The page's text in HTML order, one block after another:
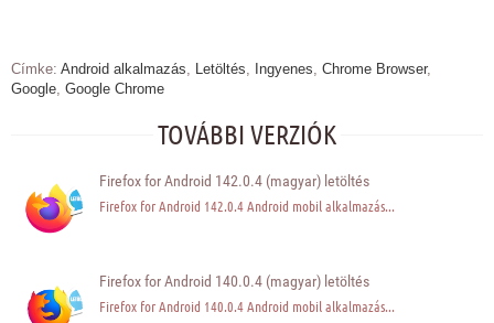
Címke: Android alkalmazás Letöltés Ingyenes Chrome Browser,
Google Google Chrome
TOVÁBBI VERZIÓK
Firefox for Android 142.0.4 (magyar) letöltés
Firefox for Android 142.0.4 Android mobil alkalmazás...
Firefox for Android 140.0.4 (magyar) letöltés
Firefox for Android 140.0.4 Android mobil alkalmazás...